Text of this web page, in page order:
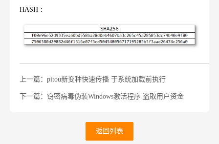
HASH ：
上一篇：pitou新变种快速传播 于系统加载前执行
下一篇：窃密病毒伪装Windows激活程序 盗取用户资金
返回列表